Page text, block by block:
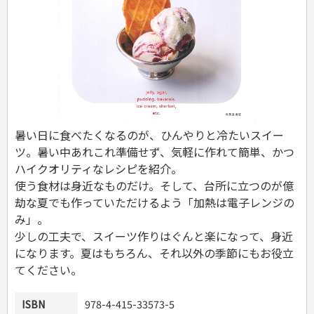
衛生管理・運行管理
登録販売者
その他資格試験
暑い日に食べたくなるのが、ひんやりと冷たいスイー
ツ。暑い中あれこれ準備せず、気軽に作れて簡単、かつ
ハイクオリティなレシピを紹介。
使う食材は身近なものだけ。そして、台所に立つのが億
劫な夏でも作っていただけるよう「加熱は電子レンジの
み」。
少しの工夫で、スイーツ作りはぐんと楽になって、身近
になります。夏はもちろん、それ以外の季節にもお役立
てください。
ISBN
978-4-415-33573-5